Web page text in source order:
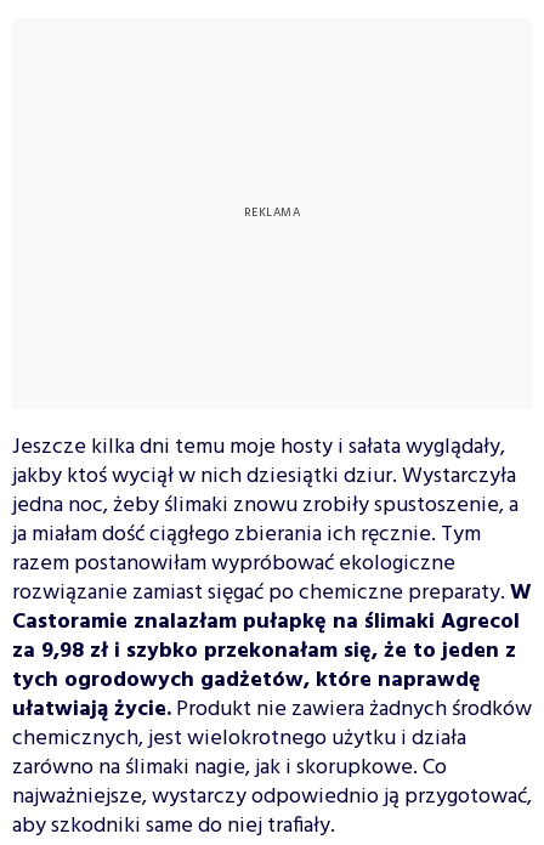
Jeszcze kilka dni temu moje hosty i sałata wyglądały,
jakby ktoś wyciął w nich dziesiątki dziur. Wystarczyła
jedna noc, żeby ślimaki znowu zrobiły spustoszenie, a
ja miałam dość ciągłego zbierania ich ręcznie. Tym
razem postanowiłam wypróbować ekologiczne
rozwiązanie zamiast sięgać po chemiczne preparaty.W
Castoramie znalazłam pułapkę na ślimaki Agrecol
za 9,98 zł i szybko przekonałam się, że to jeden z
tych ogrodowych gadżetów, które naprawdę
ułatwiają życie.Produkt nie zawiera żadnych środków
chemicznych, jest wielokrotnego użytku i działa
zarówno na ślimaki nagie, jak i skorupkowe. Co
najważniejsze, wystarczy odpowiednio ją przygotować,
aby szkodniki same do niej trafiały.